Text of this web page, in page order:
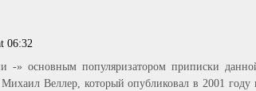
06:32
-» основным популяризатором приписки
Веллер, который опубликовал в 2001 году